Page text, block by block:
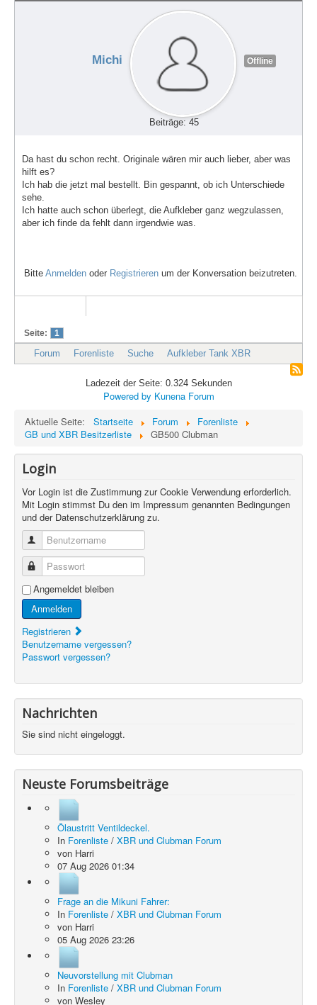
Michi Offline
Beiträge: 45
Da hast du schon recht. Originale wären mir auch lieber, aber was
hilft es?
Ich hab die jetzt mal bestellt. Bin gespannt, ob ich Unterschiede
sehe.
Ich hatte auch schon überlegt, die Aufkleber ganz wegzulassen,
aber ich finde da fehlt dann irgendwie was.
Bitte Anmelden oder Registrieren um der Konversation beizutreten.
Seite: 1
Forum Forenliste Suche Aufkleber Tank XBR
Ladezeit der Seite: 0.324 Sekunden
Powered by Kunena Forum
Aktuelle Seite:
Startseite Forum
Forenliste
GB und XBR Besitzerliste
GB500 Clubman
Login
Vor Login ist die Zustimmung zur Cookie Verwendung erforderlich.
Mit Login stimmst Du den im Impressum genannten Bedingungen
und der Datenschutzerklärung zu.
Benutzername
Passwort
Angemeldet bleiben
Anmelden
Registrieren
Benutzername vergessen?
Passwort vergessen?
Nachrichten
Sie sind nicht eingeloggt.
Neuste Forumsbeiträge
Ölaustritt Ventildeckel.
In Forenliste / XBR und Clubman Forum
von Harri
07 Aug 2026 01:34
Frage an die Mikuni Fahrer:
In Forenliste / XBR und Clubman Forum
von Harri
05 Aug 2026 23:26
Neuvorstellung mit Clubman
In Forenliste / XBR und Clubman Forum
von Wesley